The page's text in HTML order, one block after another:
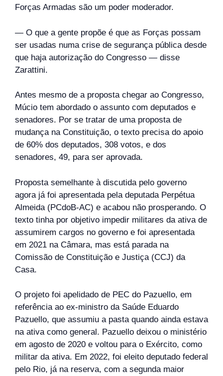
Forças Armadas são um poder moderador.
— O que a gente propõe é que as Forças possam
ser usadas numa crise de segurança pública desde
que haja autorização do Congresso — disse
Zarattini.
Antes mesmo de a proposta chegar ao Congresso,
Múcio tem abordado o assunto com deputados e
senadores. Por se tratar de uma proposta de
mudança na Constituição, o texto precisa do apoio
de 60% dos deputados, 308 votos, e dos
senadores, 49, para ser aprovada.
Proposta semelhante à discutida pelo governo
agora já foi apresentada pela deputada Perpétua
Almeida (PCdoB-AC) e acabou não prosperando. O
texto tinha por objetivo impedir militares da ativa de
assumirem cargos no governo e foi apresentada
em 2021 na Câmara, mas está parada na
Comissão de Constituição e Justiça (CCJ) da
Casa.
O projeto foi apelidado de PEC do Pazuello, em
referência ao ex-ministro da Saúde Eduardo
Pazuello, que assumiu a pasta quando ainda estava
na ativa como general. Pazuello deixou o ministério
em agosto de 2020 e voltou para o Exército, como
militar da ativa. Em 2022, foi eleito deputado federal
pelo Rio, já na reserva, com a segunda maior